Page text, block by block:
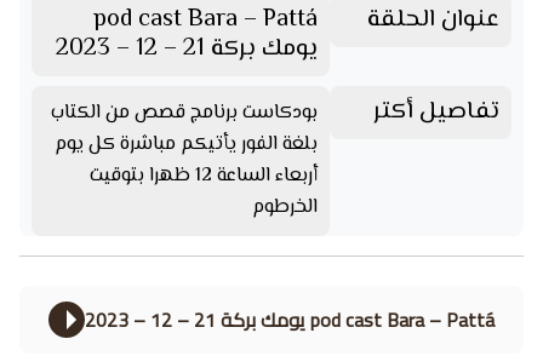
عنوان الحلقة pod cast Bara – Pattá
يومك بركة 21 – 12 – 2023
تفاصيل أكتر
بودكاست برنامج قصص من الكتاب
بلغة الفور يأتيكم مباشرة كل يوم
أربعاء الساعة 12 ظهرا بتوقيت
الخرطوم
pod cast Bara – Pattá يومك بركة 21 – 12 – 2023